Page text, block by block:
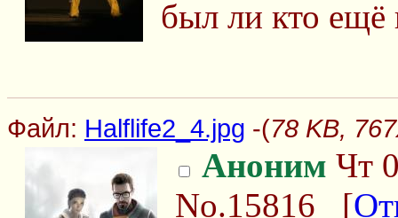
был ли кто ещё
Файл: Halflife2_4.jpg -(78 KB,
Аноним Чт
No.15816 [